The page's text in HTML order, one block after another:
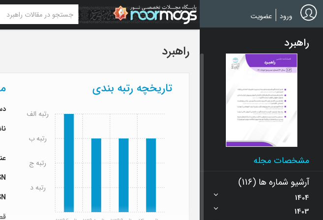
Skip
to
main
ورود عضویت
راهبرد
مشخصات مجله
آرشیو شماره ها (116)
1404
1403
راهبرد
تاریخچه رتبه بندی
رتبه د
رتبه ج
رتبه ب
رتبه الف